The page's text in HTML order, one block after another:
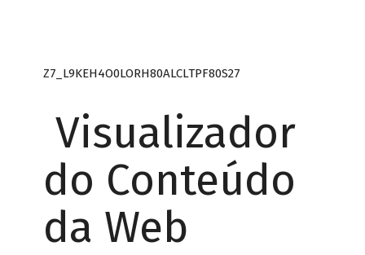
Z7_L9KEH4O0LORH80ALCLTPF80S27
Visualizador
do Conteúdo
da Web